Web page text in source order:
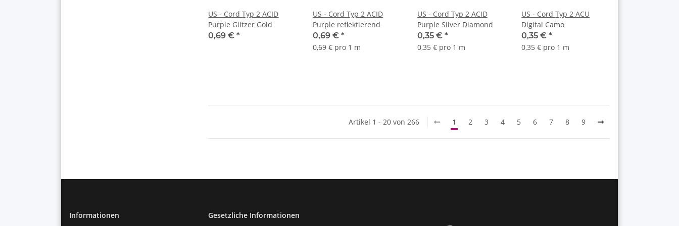
US - Cord Typ 2 ACID
Purple Glitzer Gold
0,69 €*
US - Cord Typ 2 ACID
Purple reflektierend
0,69 €*
0,69 € pro 1 m
US - Cord Typ 2 ACID
Purple Silver Diamond
0,35 € *
0,35 € pro 1 m
US - Cord Typ 2 ACU
Digital Camo
0,35 €*
0,35 € pro 1 m
Artikel 1 - 20 von 266 1 2 3 4 5 6 7 8 9
Informationen Gesetzliche Informationen